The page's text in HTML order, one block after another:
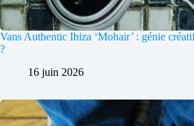
Vans Authentic Ibiza ‘Mohair’ : génie
?
16 juin 2026